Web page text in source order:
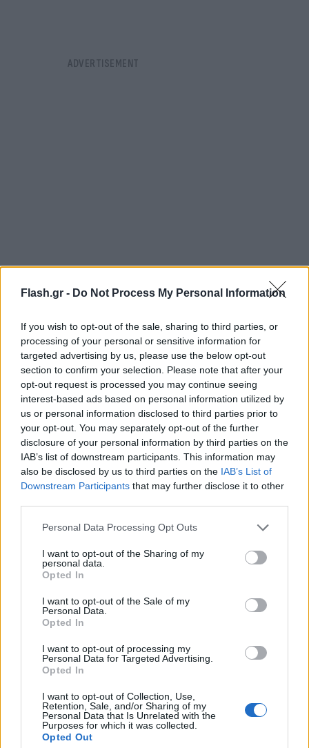
Flash.gr - Do Not Process My Personal Information
If you wish to opt-out of the sale, sharing to third parties, or
processing of your personal or sensitive information for
targeted advertising by us, please use the below opt-out
section to confirm your selection. Please note that after your
opt-out request is processed you may continue seeing
interest-based ads based on personal information utilized by
us or personal information disclosed to third parties prior to
your opt-out. You may separately opt-out of the further
disclosure of your personal information by third parties on the
IAB’s list of downstream participants. This information may
also be disclosed by us to third parties on the IAB’s List of
Downstream Participants that may further disclose it to other
Please note that this website/app uses one or more Google
not limited to your visit or usage behaviour. You may click to
grant or deny consent to Google and its third-party tags to
use your data for below specified purposes in below Google
consent section.
Personal Data Processing Opt Outs
I want to opt-out of the Sharing of my
personal data.
Opted In
I want to opt-out of the Sale of my
Personal Data.
Opted In
I want to opt-out of processing my
Personal Data for Targeted Advertising.
Opted In
I want to opt-out of Collection, Use,
Retention, Sale, and/or Sharing of my
Personal Data that Is Unrelated with the
Purposes for which it was collected.
Opted Out
Χθες, στο Ισραήλ, εκατοντάδες άνθρωποι
διαδήλωσαν στο Τελ Αβίβ, ζητώντας την
απελευθέρωση των 137 ανθρώπων που συνεχίζουν
να κρατούνται στη Λωρίδα της Γάζας. Πολλοί είχαν
αφίσες με τις φωτογραφίες των ομήρων. Τέσσερις
πρώην όμηροι απευθύνθηκαν στο πλήθος μέσω
βιντεοσύνδεσης, για να μιλήσουν για όσα βίωσαν --
τον φόβο, την πείνα, την έλλειψη ύπνου-- κατά τη
διάρκεια της ομηρείας τους.
Romi was kidnapped to Gaza while she was hurt
and bleeding…. Bring her home, bring the rest of
our hostages back now!
pic.twitter.com/qldW7r1Q6Y
— יוסף חדאד - Yoseph Haddad (@YosephHaddad) December 3, 2023
«Οι κόρες μας είδαν πράγματα που παιδιά αυτής
της ηλικίας, ή κάθε ηλικίας, δεν πρέπει να
βλέπουν», δήλωσε η Ντανιέλ Αλονι, 45 ετών, που
απελευθερώθηκε στις 24 Νοεμβρίου με την
πεντάχρονη κόρη της.
Η Έλενα Τρουπάνοφ, που αφέθηκε ελεύθερη την
Τετάρτη και που βρέθηκε στη συγκέντρωση στο